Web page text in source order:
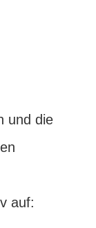
und die
auf: